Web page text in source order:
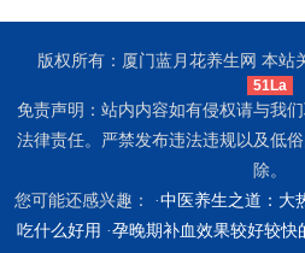
版权所有：厦门蓝月花养生网 本站
51La
免责声明：站内内容如有侵权请与我
法律责任。严禁发布违法违规以及低
除。
您可能还感兴趣： ·中医养生之道：大
吃什么好用 ·孕晚期补血效果较好较快